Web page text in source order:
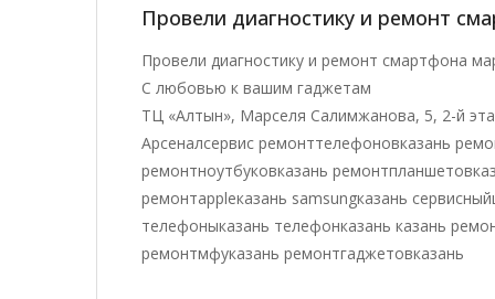
Провели диагностику и ремонт
Провели диагностику и ремонт смартфона
С любовью к вашим гаджетам
ТЦ «Алтын», Марселя Салимжанова, 5, 2-й
Арсеналсервис ремонттелефоновказань
ремонтноутбуковказань
ремонтappleказань samsungказань
телефоныказань телефонказань казань
ремонтмфуказань ремонтгаджетовказань